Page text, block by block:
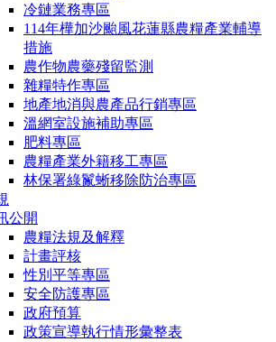
冷鏈業務專區
114年樺加沙颱風花蓮縣農糧產業輔導
措施
農作物農藥殘留監測
雜糧特作專區
地產地消與農產品行銷專區
溫網室設施補助專區
肥料專區
農糧產業外籍移工專區
林保署綠鬣蜥移除防治專區
公開
農糧法規及解釋
計畫評核
性別平等專區
安全防護專區
政府預算
政策宣導執行情形彙整表